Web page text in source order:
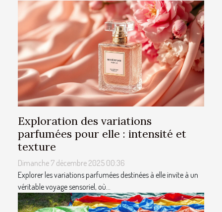
Exploration des variations
parfumées pour elle : intensité et
texture
Dimanche 7 décembre 2025 00:36
Explorer les variations parfumées destinées à elle invite à un
véritable voyage sensoriel, où...